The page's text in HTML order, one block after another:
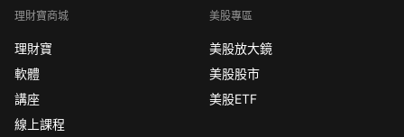
理財寶商城
理財寶
軟體
講座
線上課程
美股專區
美股放大鏡
美股股市
美股ETF